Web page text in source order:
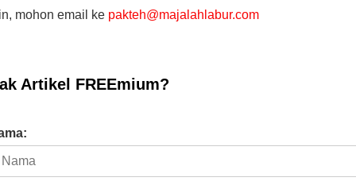
mohon email ke pakteh@majalahlabur.com
Artikel FREEmium?